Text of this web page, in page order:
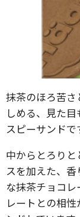
抹茶のほろ苦
しめる、見た
スピーサンドで
中からとろり
スを加えた、
な抹茶チョコ
レートとの相